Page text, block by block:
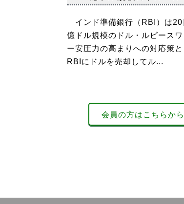
インド準備銀行（RBI）は20
億ドル規模のドル・ルピース
ー安圧力の高まりへの対応策
RBIにドルを売却してル...
会員の方はこちらから